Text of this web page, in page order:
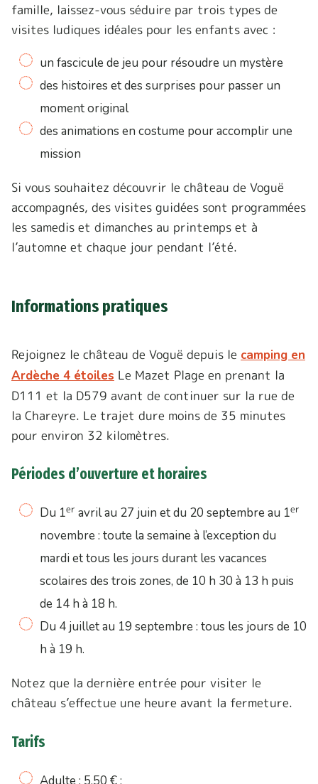
famille, laissez-vous séduire par trois types de
visites ludiques idéales pour les enfants avec :
un fascicule de jeu pour résoudre un mystère
des histoires et des surprises pour passer un
moment original
des animations en costume pour accomplir une
mission
Si vous souhaitez découvrir le château de Voguë
accompagnés, des visites guidées sont programmées
les samedis et dimanches au printemps et à
l’automne et chaque jour pendant l’été.
Informations pratiques
Rejoignez le château de Voguë depuis le camping en
Ardèche 4 étoiles Le Mazet Plage en prenant la
D111 et la D579 avant de continuer sur la rue de
la Chareyre. Le trajet dure moins de 35 minutes
pour environ 32 kilomètres.
Périodes d’ouverture et horaires
Du 1er avril au 27 juin et du 20 septembre au 1er
novembre : toute la semaine à l’exception du
mardi et tous les jours durant les vacances
scolaires des trois zones, de 10 h 30 à 13 h puis
de 14 h à 18 h.
Du 4 juillet au 19 septembre : tous les jours de 10
h à 19 h.
Notez que la dernière entrée pour visiter le
château s’effectue une heure avant la fermeture.
Tarifs